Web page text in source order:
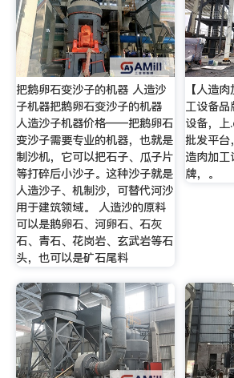
把鹅卵石变沙子的机器 人造沙
子机器把鹅卵石变沙子的机器
人造沙子机器价格——把鹅卵石
变沙子需要专业的机器，也就是
制沙机，它可以把石子、瓜子片
等打碎后小沙子。这种沙子就是
人造沙子、机制沙，可替代河沙
用于建筑领域。 人造沙的原料
可以是鹅卵石、河卵石、石灰
石、青石、花岗岩、玄武岩等石
头，也可以是矿石尾料
【人造
工设备
设备，
批发平
造肉加工
牌，。